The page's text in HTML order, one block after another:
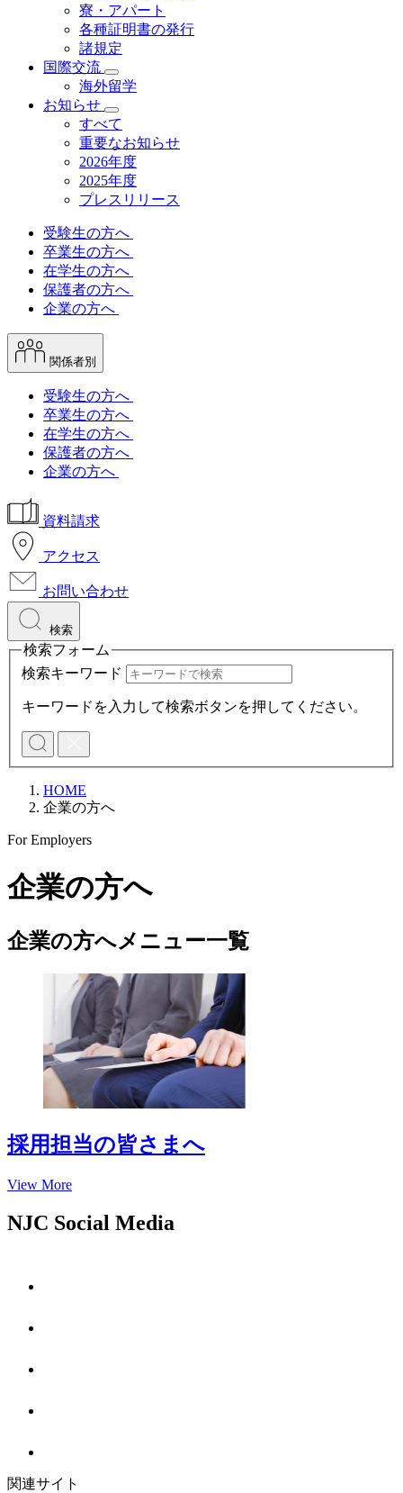
寮・アパート
各種証明書の発⾏
諸規定
国際交流
海外留学
お知らせ
すべて
重要なお知らせ
2026年度
2025年度
プレスリリース
受験生の方へ
卒業生の方へ
在学生の方へ
保護者の方へ
企業の方へ
関係者別
受験生の方へ
卒業生の方へ
在学生の方へ
保護者の方へ
企業の方へ
資料請求
アクセス
お問い合わせ
検索
検索フォーム
検索キーワード
キーワードを入力して検索ボタンを押してください。
HOME
企業の方へ
For Employers
企業の方へ
企業の方へメニュー一覧
採用担当の皆さまへ
View More
NJC Social Media
関連サイト